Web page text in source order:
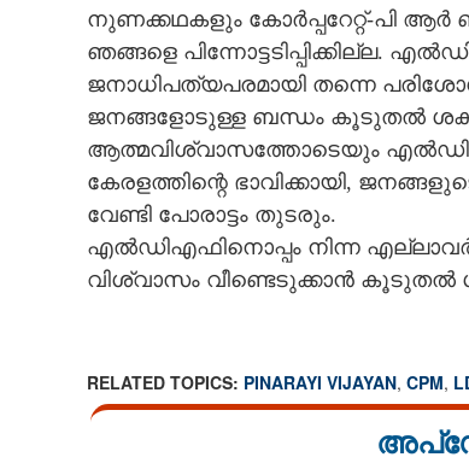
നുണക്കഥകളും കോർപ്പറേറ്റ്-പി
ഞങ്ങളെ പിന്നോട്ടടിപ്പിക്കില്ല.
ജനാധിപത്യപരമായി തന്നെ
ജനങ്ങളോടുള്ള ബന്ധം കൂടുതൽ
ആത്മവിശ്വാസത്തോടെയും
കേരളത്തിന്റെ ഭാവിക്കായി,
വേണ്ടി പോരാട്ടം തുടരും.
എൽഡിഎഫിനൊപ്പം നിന്ന
വിശ്വാസം വീണ്ടെടുക്കാൻ കൂടുതൽ
RELATED TOPICS: PINARAYI VIJAYAN, CPM,